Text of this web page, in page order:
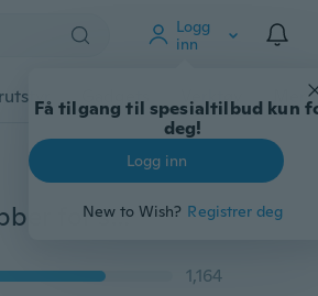
Logg
inn
Få tilgang til spesialtilbud kun
deg!
Logg inn
New to Wish? Registrer deg
Gadgets Verktøy
Elegant damemote skinnende sirkon snøfnugg øredobber for smykker par/sett for damer
1,164